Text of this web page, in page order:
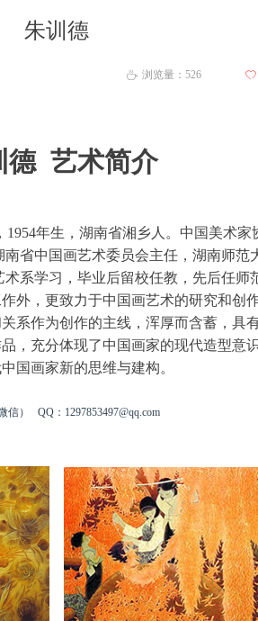
朱训德
德 艺术简介
1954年生，湖南省湘乡人。中国美术
省中国画艺术委员会主任，湖南师范
系学习，毕业后留校任教，先后任师
外，更致力于中国画艺术的研究和创
系作为创作的主线，浑厚而含蓄，具
，充分体现了中国画家的现代造型意
国画家新的思维与建构。
） QQ：1297853497@qq.com
ꄘ 浏览量： 526 ꄀ